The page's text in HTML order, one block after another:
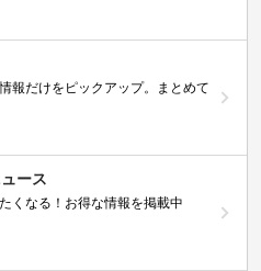
報だけをピックアップ。まとめて
ース
くなる！お得な情報を掲載中